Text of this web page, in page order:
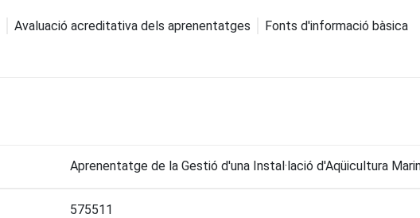
Avaluació acreditativa dels aprenentatges Fonts d'informació bàsica
Aprenentatge de la Gestió d'una Instal·lació d'Aqüicultura
575511